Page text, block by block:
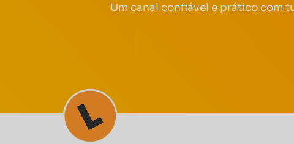
Um canal confiável e prático com